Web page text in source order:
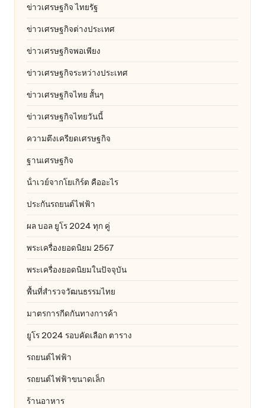
ข่าวเศรษฐกิจ ไทยรัฐ
ข่าวเศรษฐกิจต่างประเทศ
ข่าวเศรษฐกิจพอเพียง
ข่าวเศรษฐกิจระหว่างประเทศ
ข่าวเศรษฐกิจไทย สั้นๆ
ข่าวเศรษฐกิจไทยวันนี้
ความตึงเครียดเศรษฐกิจ
ฐานเศรษฐกิจ
น้ําเวย์จากโยเกิร์ต คืออะไร
ประกันรถยนต์ไฟฟ้า
ผล บอล ยูโร 2024 ทุก คู่
พระเครื่องยอดนิยม 2567
พระเครื่องยอดนิยมในปัจจุบัน
พื้นที่สำรวจวัฒนธรรมไทย
มาตรการกีดกันทางการค้า
ยูโร 2024 รอบคัดเลือก ตาราง
รถยนต์ไฟฟ้า
รถยนต์ไฟฟ้าขนาดเล็ก
ร้านอาหาร